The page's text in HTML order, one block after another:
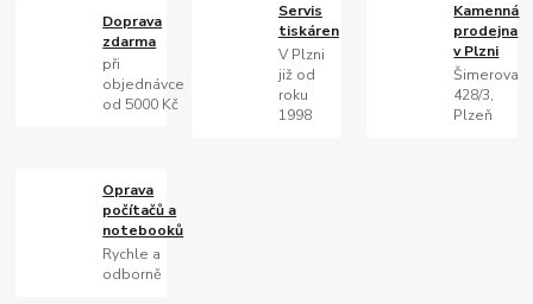
Doprava
zdarma
při
objednávce
od 5000 Kč
Servis
tiskáren
V Plzni
již od
roku
1998
Kamenná
prodejna
v Plzni
Šimerova
428/3,
Plzeň
Oprava
počítačů a
notebooků
Rychle a
odborně